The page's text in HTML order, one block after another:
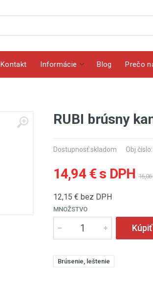
Kontakt Informácie Blog Prečo
RUBI brúsny
Dostupnosť:skladom
14,94 € s DPH 16,06
12,15 € bez DPH
MNOŽSTVO
Kúpiť
Brúsenie, leštenie